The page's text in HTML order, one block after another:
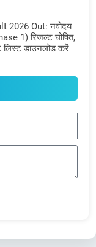
2026 Out: नवोदय
1) रिजल्ट घोषित,
डाउनलोड करें